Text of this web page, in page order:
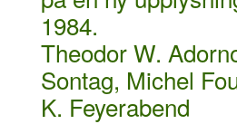
1984.
Theodor W.
Sontag, Michel
K. Feyerabend